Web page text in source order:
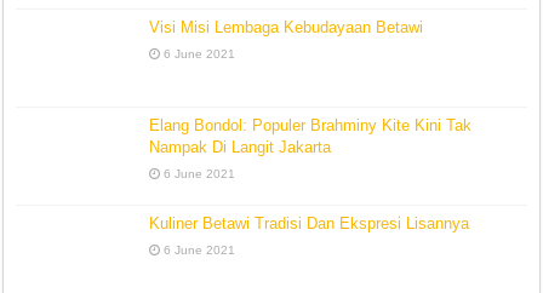
Visi Misi Lembaga Kebudayaan Betawi
6 June 2021
Elang Bondol: Populer Brahminy Kite Kini Tak
Nampak Di Langit Jakarta
6 June 2021
Kuliner Betawi Tradisi Dan Ekspresi Lisannya
6 June 2021